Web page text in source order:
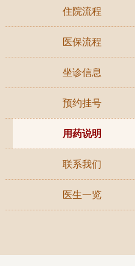
门诊须知
住院流程
住院流程
医保流程
医保流程
坐诊信息
坐诊信息
预约挂号
预约挂号
用药说明
用药说明
联系我们
联系我们
医生一览